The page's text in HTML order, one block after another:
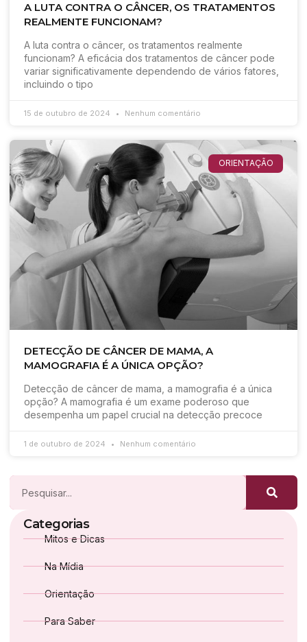
A LUTA CONTRA O CÂNCER, OS TRATAMENTOS
REALMENTE FUNCIONAM?
A luta contra o câncer, os tratamentos realmente
funcionam? A eficácia dos tratamentos de câncer pode
variar significativamente dependendo de vários fatores,
incluindo o tipo
15 de outubro de 2024 Nenhum comentário
ORIENTAÇÃO
DETECÇÃO DE CÂNCER DE MAMA, A
MAMOGRAFIA É A ÚNICA OPÇÃO?
Detecção de câncer de mama, a mamografia é a única
opção? A mamografia é um exame poderoso que
desempenha um papel crucial na detecção precoce
1 de outubro de 2024 Nenhum comentário
Categorias
Mitos e Dicas
Na Mídia
Orientação
Para Saber